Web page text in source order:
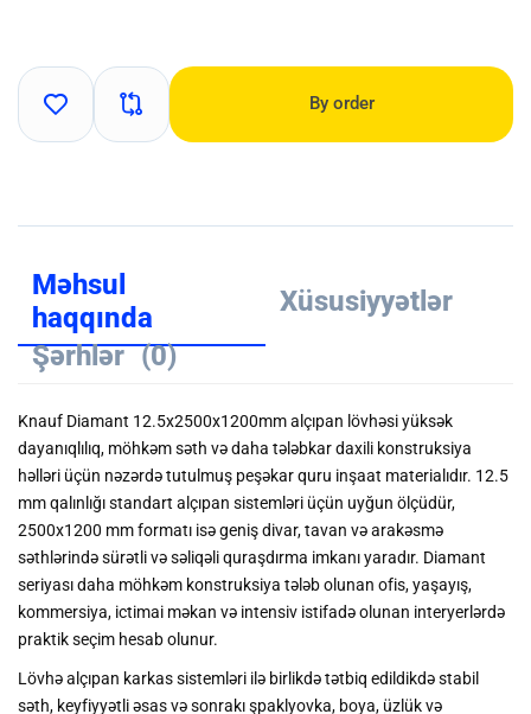
By order
Məhsul
haqqında
Xüsusiyyətlər
Şərhlər (0)
Knauf Diamant 12.5x2500x1200mm alçıpan lövhəsi yüksək
dayanıqlılıq, möhkəm səth və daha tələbkar daxili konstruksiya
həlləri üçün nəzərdə tutulmuş peşəkar quru inşaat materialıdır. 12.5
mm qalınlığı standart alçıpan sistemləri üçün uyğun ölçüdür,
2500x1200 mm formatı isə geniş divar, tavan və arakəsmə
səthlərində sürətli və səliqəli quraşdırma imkanı yaradır. Diamant
seriyası daha möhkəm konstruksiya tələb olunan ofis, yaşayış,
kommersiya, ictimai məkan və intensiv istifadə olunan interyerlərdə
praktik seçim hesab olunur.
Lövhə alçıpan karkas sistemləri ilə birlikdə tətbiq edildikdə stabil
səth, keyfiyyətli əsas və sonrakı şpaklyovka, boya, üzlük və